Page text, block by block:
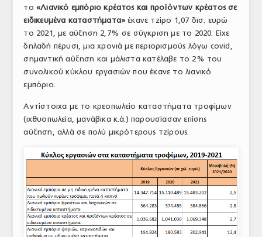
το «Λιανικό εμπόριο κρέατος και προϊόντων κρέατος σε
ειδικευμένα καταστήματα» έκανε τζίρο 1,07 δισ. ευρώ
το 2021, με αύξηση 2,7% σε σύγκριση με το 2020. Είχε
δηλαδή πέρυσι, μια χρονιά με περιορισμούς λόγω covid,
σημαντική αύξηση και μάλιστα κατέλαβε το 2% του
συνολικού κύκλου εργασιών που έκανε το λιανικό
εμπόριο.
Αντίστοιχα με το κρεοπωλείο καταστήματα τροφίμων
(ιχθυοπωλεία, μανάβικα κ.ά.) παρουσίασαν επίσης
αύξηση, αλλά σε πολύ μικρότερους τζίρους.